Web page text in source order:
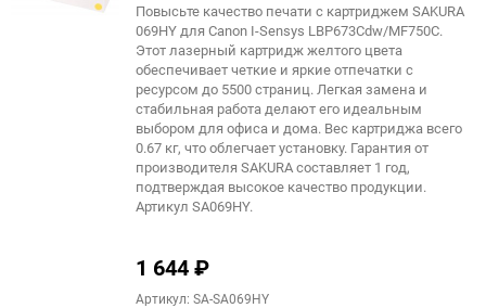
Повысьте качество печати с картриджем SAKURA
069HY для Canon I-Sensys LBP673Cdw/MF750C.
Этот лазерный картридж желтого цвета
обеспечивает четкие и яркие отпечатки с
ресурсом до 5500 страниц. Легкая замена и
стабильная работа делают его идеальным
выбором для офиса и дома. Вес картриджа всего
0.67 кг, что облегчает установку. Гарантия от
производителя SAKURA составляет 1 год,
подтверждая высокое качество продукции.
Артикул SA069HY.
1 644₽
Артикул: SA-SA069HY